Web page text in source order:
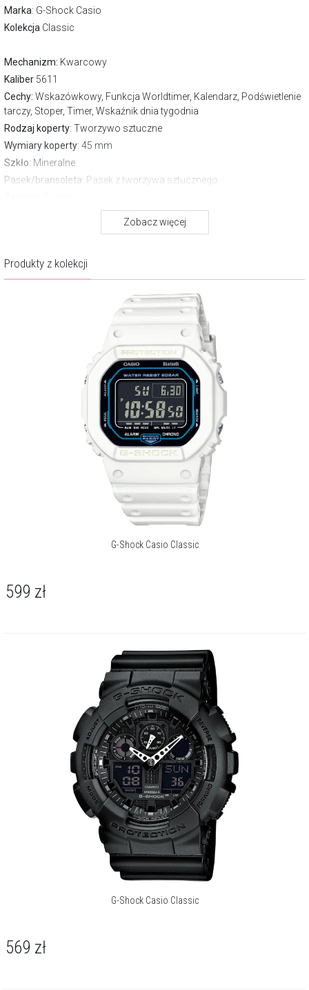
Marka: G-Shock Casio
Kolekcja Classic
Mechanizm: Kwarcowy
Kaliber 5611
Cechy: Wskazówkowy, Funkcja Worldtimer, Kalendarz, Podświetlenie
tarczy, Stoper, Timer, Wskaźnik dnia tygodnia
Rodzaj koperty: Tworzywo sztuczne
Wymiary koperty: 45 mm
Szkło: Mineralne
Pasek/bransoleta: Pasek z tworzywa sztucznego
200 m
Gwarancja producenta:2 lata
O marce G-Shock Casio
Zegarki G-SHOCK to symbol wytrzymałości i mocy. Wiernie służą
podczas najbardziej wymagających wyzwań. Niestraszne są im
żywioły wody, ziemi i powietrza, a unikalna konstrukcja G-SHOCK
pozwala im przetrwać wstrząsy i uderzenia.
Zobacz więcej
Produkty z kolekcji
G-Shock Casio Classic
599 zł
G-Shock Casio Classic
569 zł